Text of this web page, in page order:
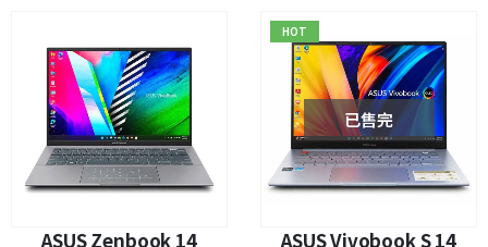
ASUS Zenbook 14
HOT
已售完
ASUS Vivobook S 14